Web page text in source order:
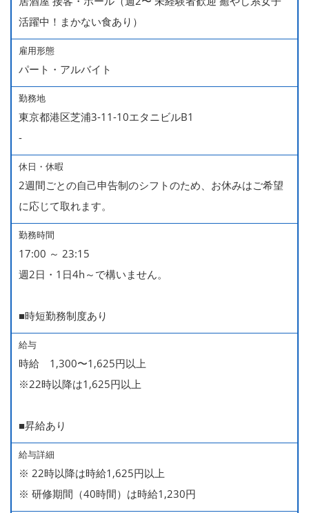
活躍中！まかない食あり）
雇用形態
パート・アルバイト
勤務地
東京都港区芝浦3-11-10エタニビルB1
-
休日・休暇
2週間ごとの自己申告制のシフトのため、お休みはご希望
に応じて取れます。
勤務時間
17:00 ～ 23:15
週2日・1日4h～で構いません。
■時短勤務制度あり
給与
時給 1,300〜1,625円以上
※22時以降は1,625円以上
■昇給あり
給与詳細
※ 22時以降は時給1,625円以上
※ 研修期間（40時間）は時給1,230円